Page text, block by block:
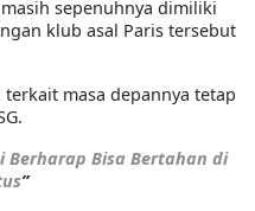
sepenuhnya dimiliki
klub asal Paris tersebut
masa depannya tetap
Berharap Bisa Bertahan di
”